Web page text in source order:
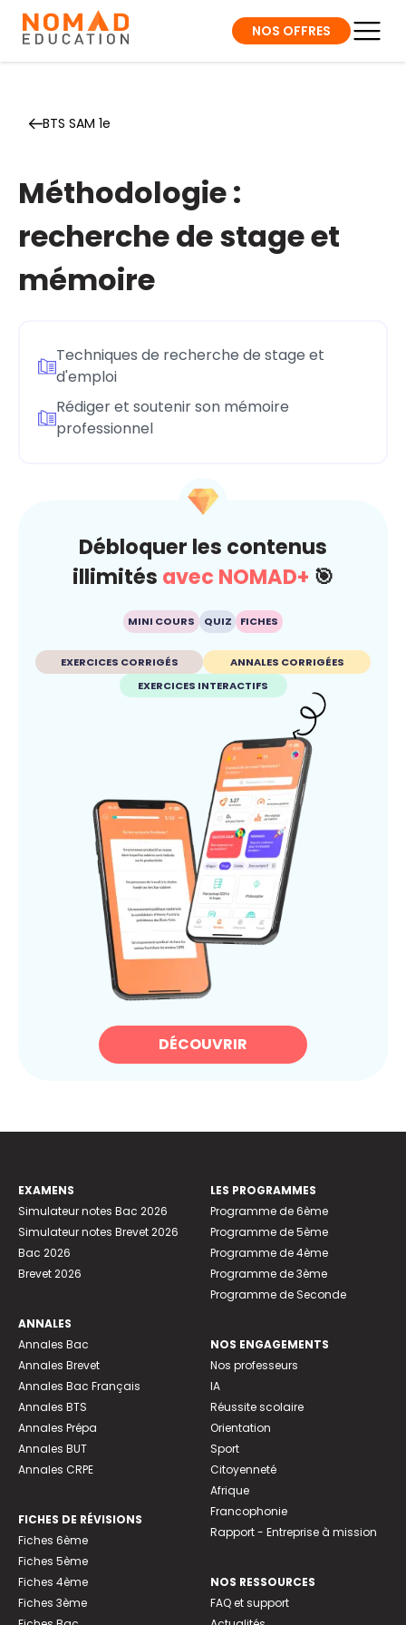
NOS OFFRES
BTS SAM 1e
Méthodologie :
recherche de stage et
mémoire
Techniques de recherche de stage et
d'emploi
Rédiger et soutenir son mémoire
professionnel
Débloquer les contenus
illimités avec NOMAD+ 🎯
MINI COURS QUIZ FICHES
EXERCICES CORRIGÉS
ANNALES CORRIGÉES
EXERCICES INTERACTIFS
DÉCOUVRIR
EXAMENS
Simulateur notes Bac 2026
Simulateur notes Brevet 2026
Bac 2026
Brevet 2026
ANNALES
Annales Bac
Annales Brevet
Annales Bac Français
Annales BTS
Annales Prépa
Annales BUT
Annales CRPE
FICHES DE RÉVISIONS
Fiches 6ème
Fiches 5ème
Fiches 4ème
Fiches 3ème
LES PROGRAMMES
Programme de 6ème
Programme de 5ème
Programme de 4ème
Programme de 3ème
Programme de Seconde
NOS ENGAGEMENTS
Nos professeurs
IA
Réussite scolaire
Orientation
Sport
Citoyenneté
Afrique
Francophonie
Rapport - Entreprise à mission
NOS RESSOURCES
FAQ et support